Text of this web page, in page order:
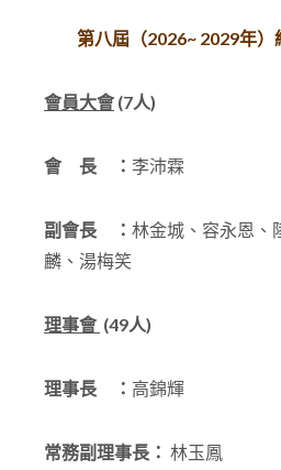
第八屆（2026~ 2029年
會員大會(7人)
會 長 ： 李沛霖
副會長 ： 林金城、容永恩
麟、湯梅笑
理事會 (49人)
理事長 ： 高錦輝
常務副理事長： 林玉鳳